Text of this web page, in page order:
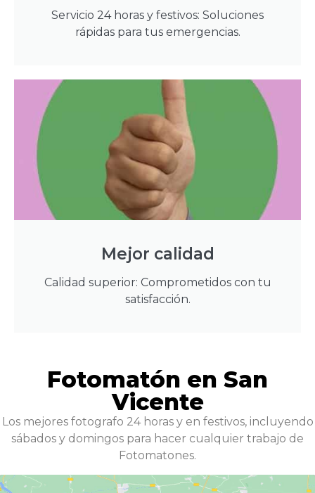
Servicio 24 horas y festivos: Soluciones
rápidas para tus emergencias.
Mejor calidad
Calidad superior: Comprometidos con tu
satisfacción.
Fotomatón en San
Vicente
Los mejores fotografo 24 horas y en festivos, incluyendo
sábados y domingos para hacer cualquier trabajo de
Fotomatones.